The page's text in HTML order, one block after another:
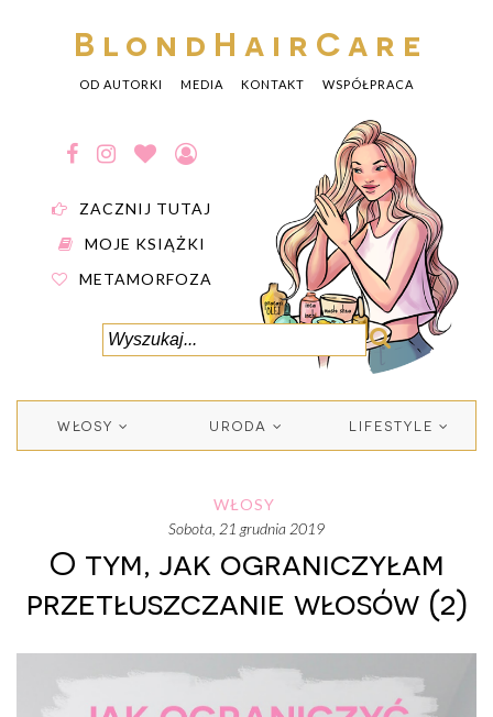
BlondHairCare
OD AUTORKI MEDIA KONTAKT WSPÓŁPRACA
ZACZNIJ TUTAJ
MOJE KSIĄŻKI
METAMORFOZA
WŁOSY URODA LIFESTYLE
WŁOSY
sobota, 21 grudnia 2019
O tym, jak ograniczyłam
przetłuszczanie włosów (2)